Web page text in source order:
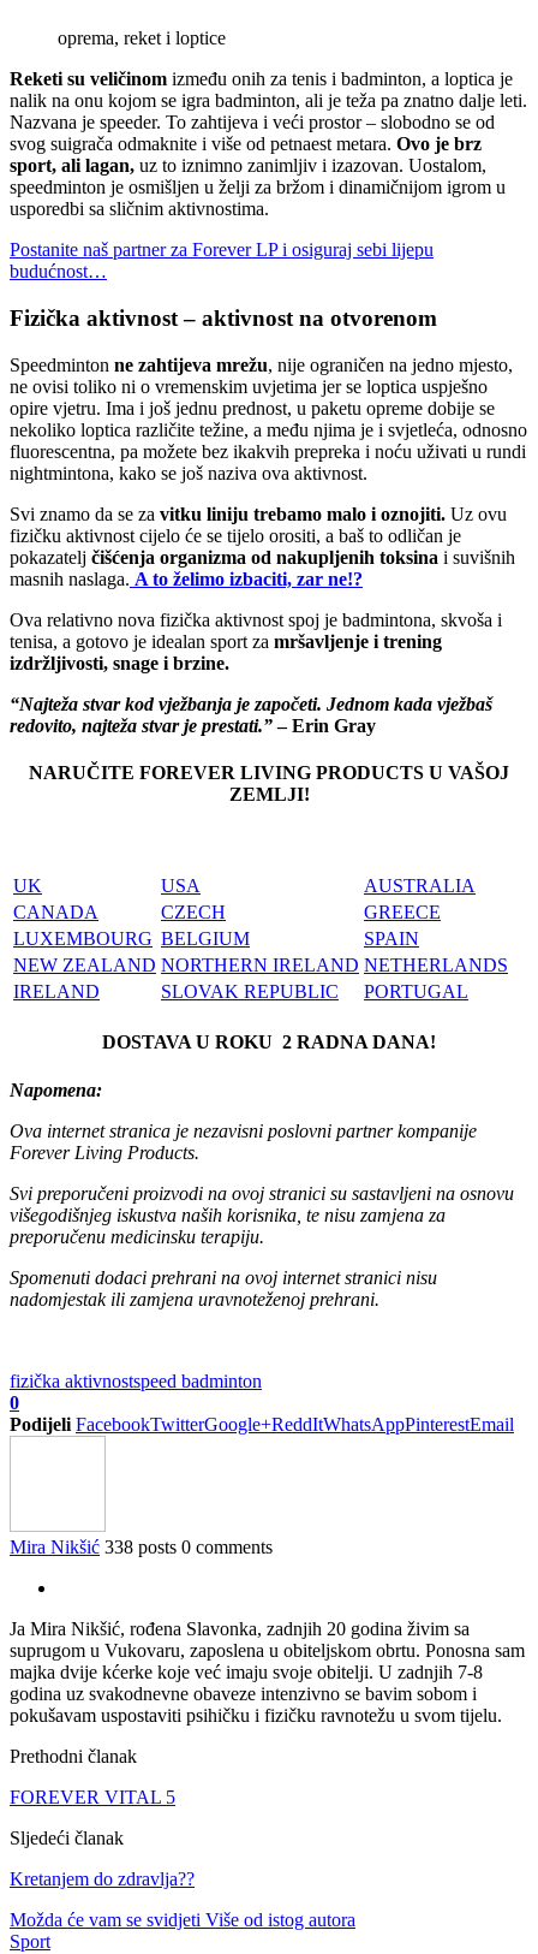
oprema, reket i loptice
Reketi su veličinom između onih za tenis i badminton, a loptica je
nalik na onu kojom se igra badminton, ali je teža pa znatno dalje leti.
Nazvana je speeder. To zahtijeva i veći prostor – slobodno se od
svog suigrača odmaknite i više od petnaest metara. Ovo je brz
sport, ali lagan, uz to iznimno zanimljiv i izazovan. Uostalom,
speedminton je osmišljen u želji za bržom i dinamičnijom igrom u
usporedbi sa sličnim aktivnostima.
Postanite naš partner za Forever LP i osiguraj sebi lijepu
budućnost…
Fizička aktivnost – aktivnost na otvorenom
Speedminton ne zahtijeva mrežu, nije ograničen na jedno mjesto,
ne ovisi toliko ni o vremenskim uvjetima jer se loptica uspješno
opire vjetru. Ima i još jednu prednost, u paketu opreme dobije se
nekoliko loptica različite težine, a među njima je i svjetleća, odnosno
fluorescentna, pa možete bez ikakvih prepreka i noću uživati u rundi
nightmintona, kako se još naziva ova aktivnost.
Svi znamo da se za vitku liniju trebamo malo i oznojiti. Uz ovu
fizičku aktivnost cijelo će se tijelo orositi, a baš to odličan je
pokazatelj čišćenja organizma od nakupljenih toksina i suvišnih
masnih naslaga. A to želimo izbaciti, zar ne!?
Ova relativno nova fizička aktivnost spoj je badmintona, skvoša i
tenisa, a gotovo je idealan sport za mršavljenje i trening
izdržljivosti, snage i brzine.
“Najteža stvar kod vježbanja je započeti. Jednom kada vježbaš
redovito, najteža stvar je prestati.”– Erin Gray
NARUČITE FOREVER LIVING PRODUCTS U VAŠOJ
ZEMLJI!
UK USA
AUSTRALIA
CANADA
CZECH
GREECE
LUXEMBOURG BELGIUM
SPAIN
NEW ZEALAND NORTHERN IRELAND NETHERLANDS
IRELAND
SLOVAK REPUBLIC PORTUGAL
DOSTAVA U ROKU 2 RADNA DANA!
Napomena:
Ova internet stranica je nezavisni poslovni partner kompanije
Forever Living Products.
Svi preporučeni proizvodi na ovoj stranici su sastavljeni na osnovu
višegodišnjeg iskustva naših korisnika, te nisu zamjena za
preporučenu medicinsku terapiju.
Spomenuti dodaci prehrani na ovoj internet stranici nisu
nadomjestak ili zamjena uravnoteženoj prehrani.
fizička aktivnostspeed badminton
0
Podijeli FacebookTwitterGoogle+ReddItWhatsAppPinterestEmail
Mira Nikšić 338 posts 0 comments
Ja Mira Nikšić, rođena Slavonka, zadnjih 20 godina živim sa
suprugom u Vukovaru, zaposlena u obiteljskom obrtu. Ponosna sam
majka dvije kćerke koje već imaju svoje obitelji. U zadnjih 7-8
godina uz svakodnevne obaveze intenzivno se bavim sobom i
pokušavam uspostaviti psihičku i fizičku ravnotežu u svom tijelu.
Prethodni članak
FOREVER VITAL 5
Sljedeći članak
Kretanjem do zdravlja??
Možda će vam se svidjeti Više od istog autora
Sport